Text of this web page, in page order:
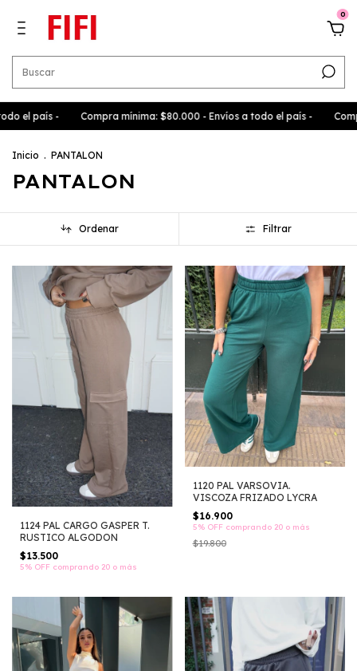
0
país - Compra mínima: $80.000 - Envíos a todo el país - Compra
Inicio . PANTALON
PANTALON
Ordenar Filtrar
1124 PAL CARGO GASPER T.
RUSTICO ALGODON
$13.500
5% OFF comprando 20 o más
1120 PAL VARSOVIA.
VISCOZA FRIZADO LYCRA
$16.900
5% OFF comprando 20 o más
$19.800